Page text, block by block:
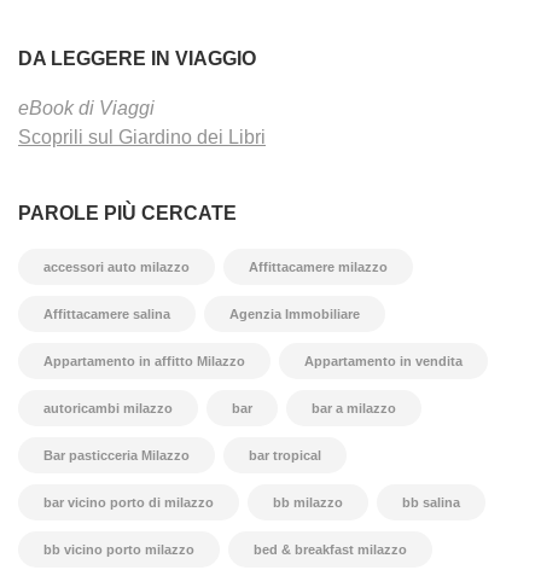
DA LEGGERE IN VIAGGIO
eBook di Viaggi
Scoprili sul Giardino dei Libri
PAROLE PIÙ CERCATE
accessori auto milazzo Affittacamere milazzo
Affittacamere salina Agenzia Immobiliare
Appartamento in affitto Milazzo Appartamento in vendita
autoricambi milazzo bar bar a milazzo
Bar pasticceria Milazzo bar tropical
bar vicino porto di milazzo bb milazzo bb salina
bb vicino porto milazzo bed & breakfast milazzo